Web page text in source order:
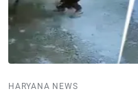
HARYANA NEWS